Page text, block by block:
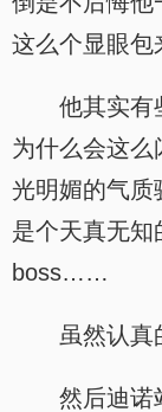
这么个显眼包
他其实有
为什么会这么
光明媚的气质
是个天真无知
boss……
虽然认真
然后迪诺